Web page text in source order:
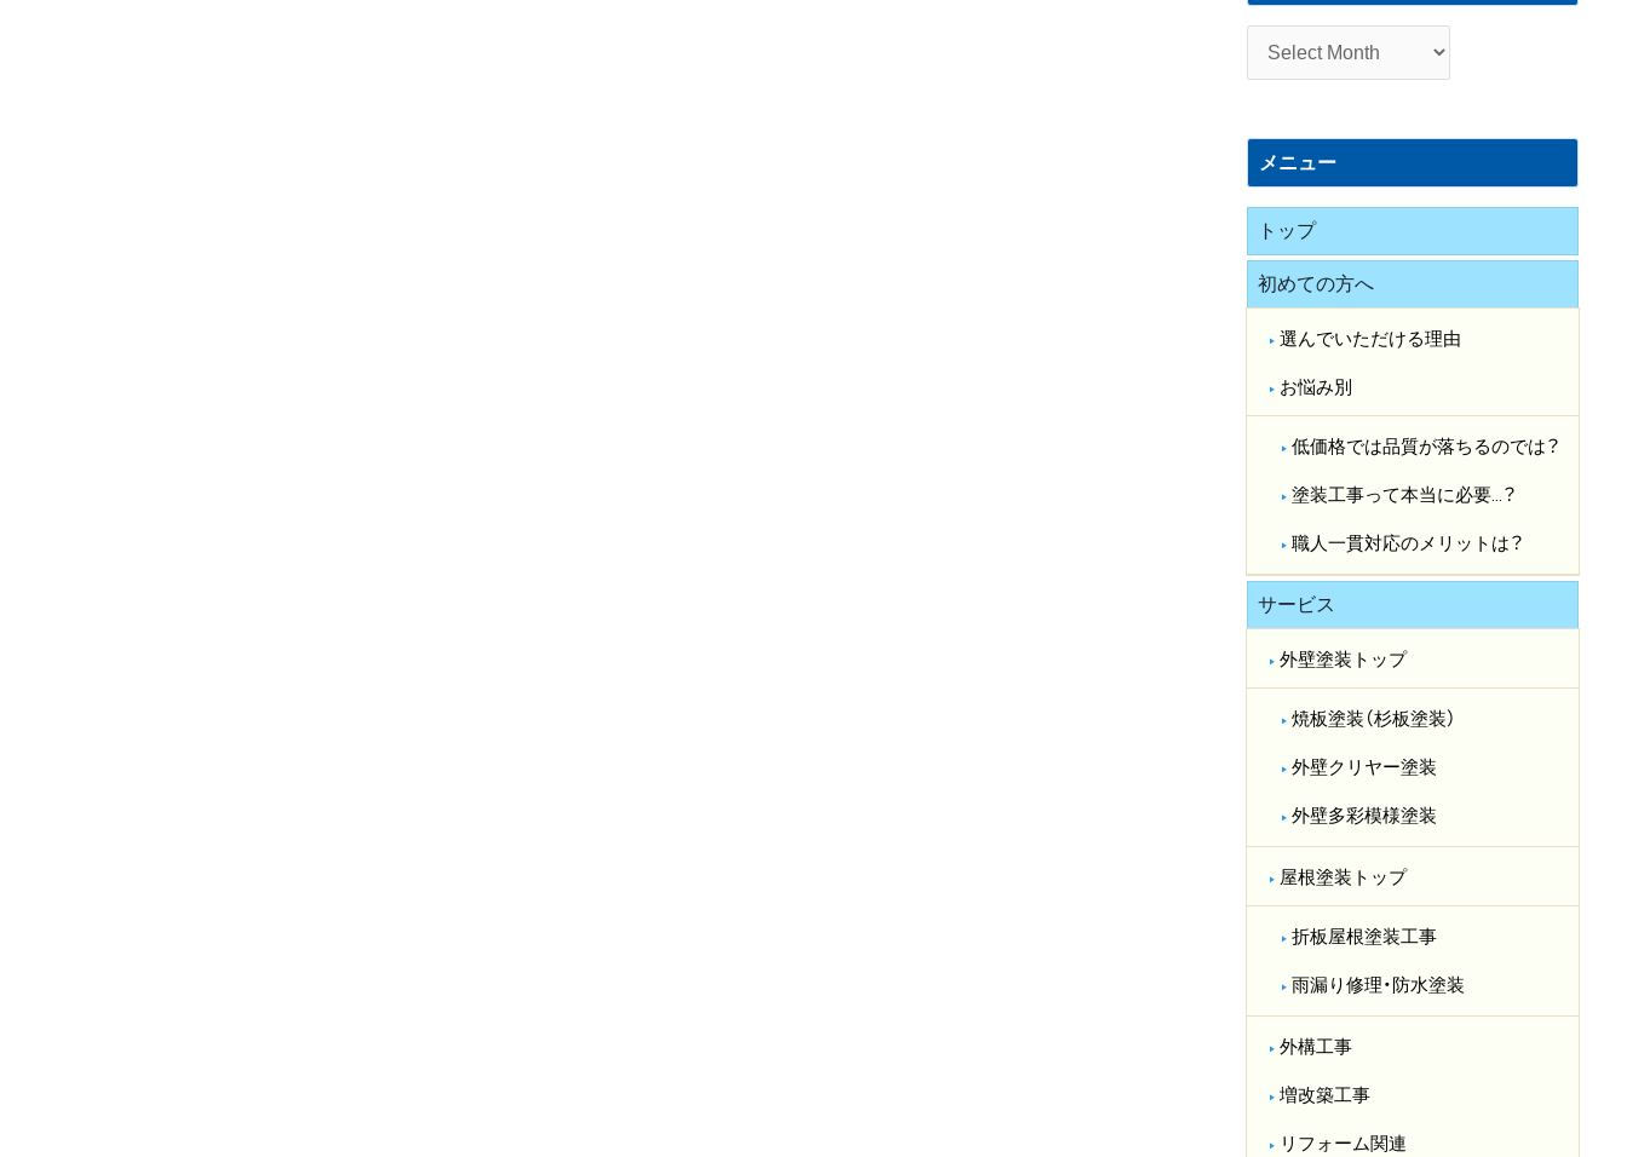
施
例
メニュー
トップ
初めての方へ
選んでいただける理由
お悩み別
低価格では品質が落ちるのでは？​
塗装工事って本当に必要…？​
職人一貫対応のメリットは？​
サービス
外壁塗装トップ
焼板塗装（杉板塗装）
外壁クリヤー塗装
外壁多彩模様塗装
屋根塗装トップ
折板屋根塗装工事
雨漏り修理・防水塗装
外構工事
増改築工事
リフォーム関連